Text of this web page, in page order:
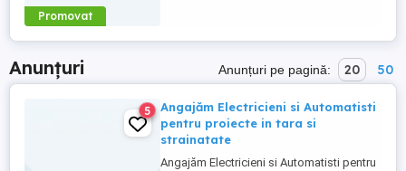
Promovat
sculele si consumabilele ...
Anunțuri Anunțuri pe pagină: 20 50
5
Angajăm Electricieni si Automatisti
pentru proiecte in tara si
strainatate
Angajăm Electricieni si Automatisti pentru